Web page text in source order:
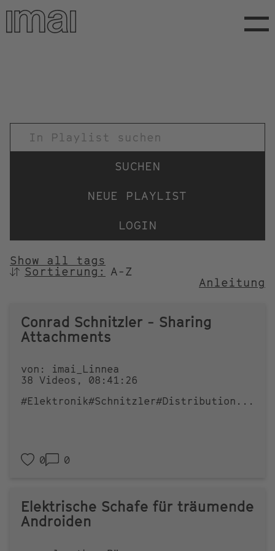
Direkt
zum
Inhalt
NEUE PLAYLIST
LOGIN
Show all tags
SORTIEREN
Sortierung:
Anleitung
Conrad Schnitzler - Sharing
Attachments
von: imai_Linnea
38 Videos, 08:41:26
#Elektronik#Schnitzler#Distribution ...
0 0
Elektrische Schafe für träumende
Androiden